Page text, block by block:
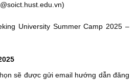
University Summer Camp 2025 –
sẽ được gửi email hướng dẫn đăng